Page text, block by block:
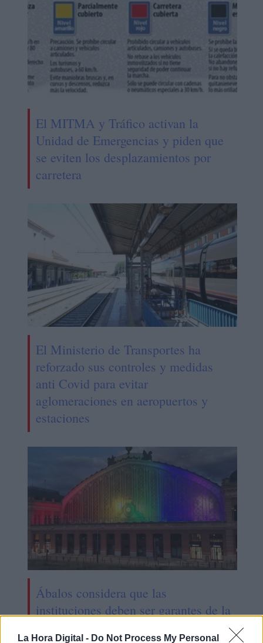
La Hora Digital - Do Not Process My Personal
El MITMA y Tráfico activan la
Unidad de Emergencias y piden que
se eviten los desplazamientos por
carretera
El Ministerio de Transportes ha
reforzado sus controles y medidas
anti Covid para evitar
aglomeraciones en aeropuertos y
estaciones
Ábalos considera que las
instituciones deben ser garantes de la